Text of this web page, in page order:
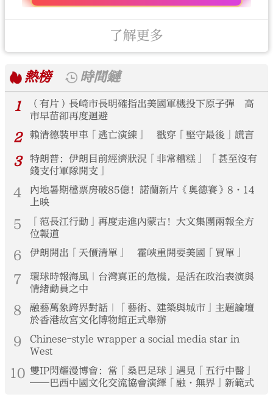
了解更多
熱榜
時間鏈
1
（有片）長崎市長明確指出美國軍機投下原子彈 高
市早苗卻再度迴避
2 賴清德裝甲車「逃亡演練」 戳穿「堅守最後」謊言
3
特朗普：伊朗目前經濟狀況「非常糟糕」 「甚至沒有
錢支付軍隊開支」
4
內地暑期檔票房破85億！諾蘭新片《奧德賽》8·14
上映
5
「范長江行動」再度走進內蒙古！大文集團兩報全方
位報道
6 伊朗開出「天價清單」 霍峽重開要美國「買單」
7
環球時報海風｜台灣真正的危機，是活在政治表演與
情緒動員之中
8
融藝萬象跨界對話｜「藝術、建築與城市」主題論壇
於香港故宮文化博物館正式舉辦
9
Chinese-style wrapper a social media star in
West
10 雙IP閃耀漫博會：當「桑巴足球」遇見「五行中醫」
——巴西中國文化交流協會演繹「融·無界」新範式